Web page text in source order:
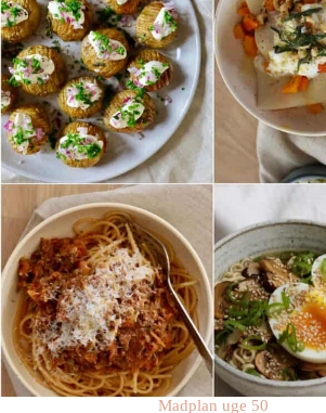
Madplan uge 50